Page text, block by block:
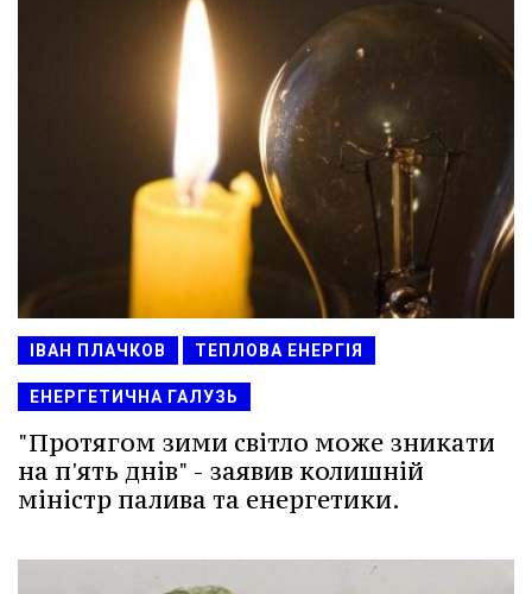
ІВАН ПЛАЧКОВ ТЕПЛОВА ЕНЕРГІЯ
ЕНЕРГЕТИЧНА ГАЛУЗЬ
"Протягом зими світло може зникати
на п'ять днів" - заявив колишній
міністр палива та енергетики.